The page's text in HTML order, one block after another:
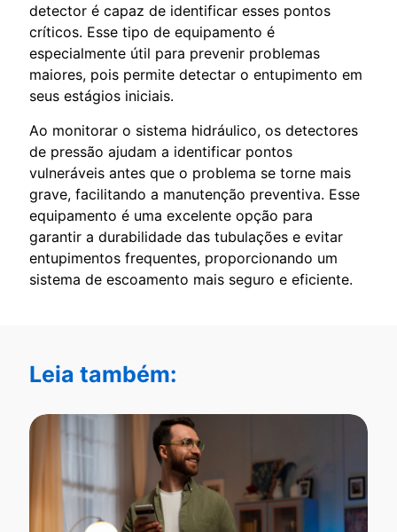
detector é capaz de identificar esses pontos
críticos. Esse tipo de equipamento é
especialmente útil para prevenir problemas
maiores, pois permite detectar o entupimento em
seus estágios iniciais.
Ao monitorar o sistema hidráulico, os detectores
de pressão ajudam a identificar pontos
vulneráveis antes que o problema se torne mais
grave, facilitando a manutenção preventiva. Esse
equipamento é uma excelente opção para
garantir a durabilidade das tubulações e evitar
entupimentos frequentes, proporcionando um
sistema de escoamento mais seguro e eficiente.
Leia também: